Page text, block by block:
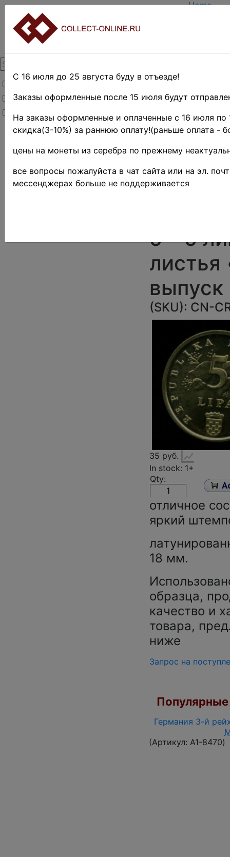
Товары со скидкой
Товары в наличии
Новинки
Home
TERMS
Home»
»Coins»
Иностранные
монеты»
Europe»
5 • 5
листья
(SKU): CN-
35 руб.
In stock: 1+
Qty:
отличное
яркий
18 мм.
образца,
качество и
товара,
ниже
Запрос на
Германия 3-й
(Артикул: A1-8470)
С 16 июля до 25 августа буду в отъезде!
Заказы оформленные после 15 июля будут
На заказы оформленные и оплаченные с 16 июля по
скидка(3-10%) за раннюю оплату!(раньше оплата -
цены на монеты из серебра по прежнему
все вопросы пожалуйста в чат сайта или на эл.
мессенджерах больше не поддерживается